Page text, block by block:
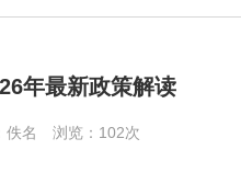
年最新政策解读
佚名 浏览：102次